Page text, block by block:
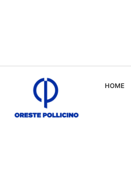
HOME